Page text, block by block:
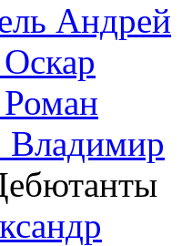
Андрей
Владимир